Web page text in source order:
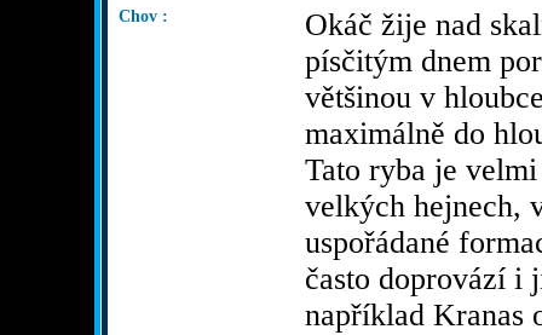
Chov :
Okáč žije nad
písčitým dnem
většinou v
maximálně do
Tato ryba je
velkých hejnech,
uspořádané
často doprovází i
například Kranas